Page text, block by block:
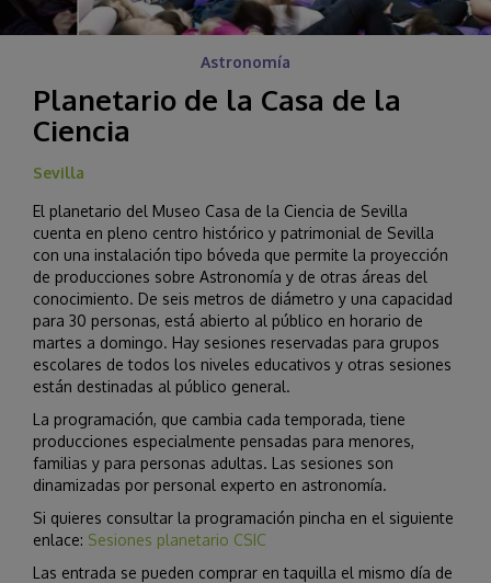
Astronomía
Planetario de la Casa de la
Ciencia
Sevilla
El planetario del Museo Casa de la Ciencia de Sevilla
cuenta en pleno centro histórico y patrimonial de Sevilla
con una instalación tipo bóveda que permite la proyección
de producciones sobre Astronomía y de otras áreas del
conocimiento. De seis metros de diámetro y una capacidad
para 30 personas, está abierto al público en horario de
martes a domingo. Hay sesiones reservadas para grupos
escolares de todos los niveles educativos y otras sesiones
están destinadas al público general.
La programación, que cambia cada temporada, tiene
producciones especialmente pensadas para menores,
familias y para personas adultas. Las sesiones son
dinamizadas por personal experto en astronomía.
Si quieres consultar la programación pincha en el siguiente
enlace: Sesiones planetario CSIC
Las entrada se pueden comprar en taquilla el mismo día de